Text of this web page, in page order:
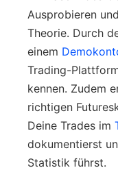
Ausprobieren
Theorie. Durch
einem
Trading-
kennen. Zudem
richtigen
Deine Trades im
dokumentierst
Statistik führst.